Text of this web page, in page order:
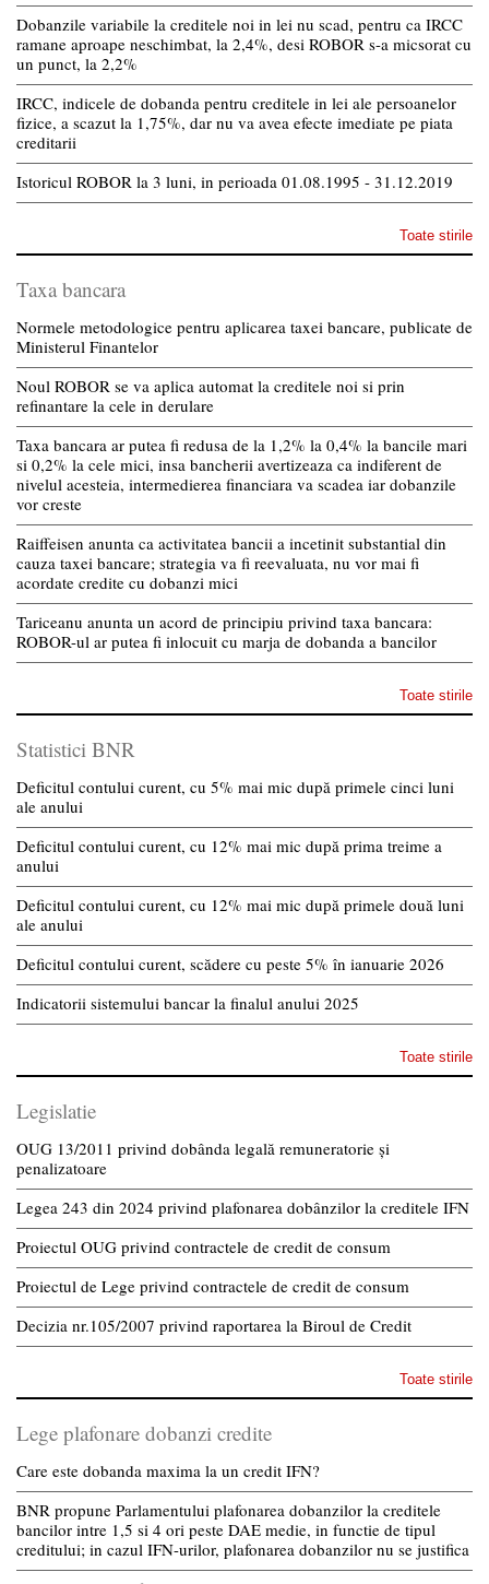
Dobanzile variabile la creditele noi in lei nu scad, pentru ca IRCC
ramane aproape neschimbat, la 2,4%, desi ROBOR s-a micsorat cu
un punct, la 2,2%
IRCC, indicele de dobanda pentru creditele in lei ale persoanelor
fizice, a scazut la 1,75%, dar nu va avea efecte imediate pe piata
creditarii
Istoricul ROBOR la 3 luni, in perioada 01.08.1995 - 31.12.2019
Toate stirile
Taxa bancara
Normele metodologice pentru aplicarea taxei bancare, publicate de
Ministerul Finantelor
Noul ROBOR se va aplica automat la creditele noi si prin
refinantare la cele in derulare
Taxa bancara ar putea fi redusa de la 1,2% la 0,4% la bancile mari
si 0,2% la cele mici, insa bancherii avertizeaza ca indiferent de
nivelul acesteia, intermedierea financiara va scadea iar dobanzile
vor creste
Raiffeisen anunta ca activitatea bancii a incetinit substantial din
cauza taxei bancare; strategia va fi reevaluata, nu vor mai fi
acordate credite cu dobanzi mici
Tariceanu anunta un acord de principiu privind taxa bancara:
ROBOR-ul ar putea fi inlocuit cu marja de dobanda a bancilor
Toate stirile
Statistici BNR
Deficitul contului curent, cu 5% mai mic după primele cinci luni
ale anului
Deficitul contului curent, cu 12% mai mic după prima treime a
anului
Deficitul contului curent, cu 12% mai mic după primele două luni
ale anului
Deficitul contului curent, scădere cu peste 5% în ianuarie 2026
Indicatorii sistemului bancar la finalul anului 2025
Toate stirile
Legislatie
OUG 13/2011 privind dobânda legală remuneratorie și
penalizatoare
Legea 243 din 2024 privind plafonarea dobânzilor la creditele IFN
Proiectul OUG privind contractele de credit de consum
Proiectul de Lege privind contractele de credit de consum
Decizia nr.105/2007 privind raportarea la Biroul de Credit
Toate stirile
Lege plafonare dobanzi credite
Care este dobanda maxima la un credit IFN?
BNR propune Parlamentului plafonarea dobanzilor la creditele
bancilor intre 1,5 si 4 ori peste DAE medie, in functie de tipul
creditului; in cazul IFN-urilor, plafonarea dobanzilor nu se justifica